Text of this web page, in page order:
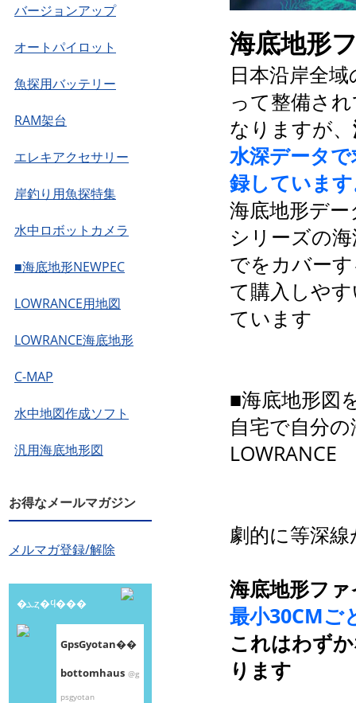
バージョンアップ
オートパイロット
魚探用バッテリー
RAM架台
エレキアクセサリー
岸釣り用魚探特集
水中ロボットカメラ
■海底地形NEWPEC
LOWRANCE用地図
LOWRANCE海底地形
C-MAP
水中地図作成ソフト
汎用海底地形図
お得なメールマガジン
メルマガ登録/解除
�ܥȥ�ϥ���
GpsGyotan��
bottomhaus @g
psgyotan
海底地形
日本沿岸全
って整備さ
なりますが、
水深データ
録していま
海底地形デ
シリーズの
でをカバー
て購入しや
ています
■海底地形図
自宅で自分
LOWRANCE
劇的に等深
海底地形フ
最小30CMご
これはわず
ります